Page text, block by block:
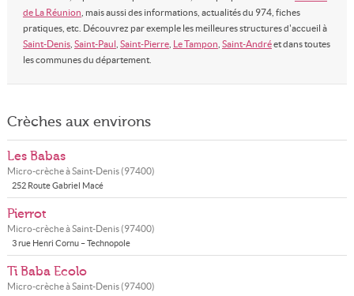
de La Réunion , mais aussi des informations, actualités du 974, fiches
pratiques, etc. Découvrez par exemple les meilleures structures d'accueil à
Saint-Denis, Saint-Paul Saint-Pierre, Le Tampon Saint-Andréet dans toutes
les communes du département.
Crèches aux environs
Les Babas
Micro-crèche àSaint-Denis(97400)
252 Route Gabriel Macé
Pierrot
Micro-crèche àSaint-Denis(97400)
3 rue Henri Cornu – Technopole
Ti Baba Ecolo
Micro-crèche àSaint-Denis(97400)